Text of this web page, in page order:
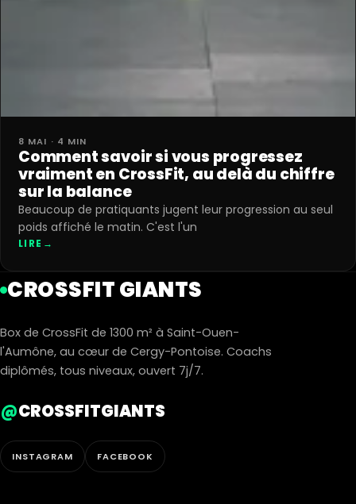
8 MAI · 4 MIN
Comment savoir si vous progressez
vraiment en CrossFit, au delà du chiffre
sur la balance
Beaucoup de pratiquants jugent leur progression au seul
poids affiché le matin. C'est l'un
LIRE →
CROSSFIT GIANTS
Box de CrossFit de 1300 m² à Saint-Ouen-
l'Aumône, au cœur de Cergy-Pontoise. Coachs
diplômés, tous niveaux, ouvert 7j/7.
@CROSSFITGIANTS
INSTAGRAM FACEBOOK